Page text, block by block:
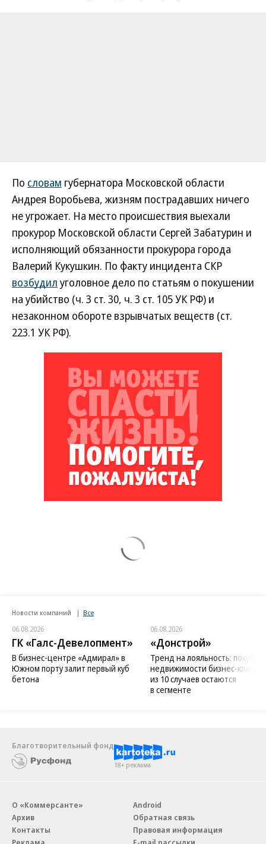
По словам губернатора Московской области
Андрея Воробьева, жизням пострадавших ничего
не угрожает. На место происшествия выехали
прокурор Московской области Сергей Забатурин и
исполняющий обязанности прокурора города
Валерий Кукушкин. По факту инцидента СКР
возбудил уголовное дело по статьям о покушении
на убийство (ч. 3 ст. 30, ч. 3 ст. 105 УК РФ) и
незаконном обороте взрывчатых веществ (ст.
223.1 УК РФ).
Новости компаний Все
06.08.2026
ГК «Галс-Девелопмент»
В бизнес-центре «Адмирал» в
Южном порту залит первый куб
бетона
06.08.2026
«Донстрой»
Тренд на лояльность:
недвижимости бизнес-класса
из 10 случаев остаются
в сегменте
Благотворительный фонд
18+ реклама
О «Коммерсанте»
Архив
Контакты
Android
Обратная связь
Правовая информация